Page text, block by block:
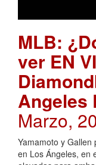
MLB:
ver EN
Angeles
Marzo,
Yamamoto y
en Los Ángeles, en